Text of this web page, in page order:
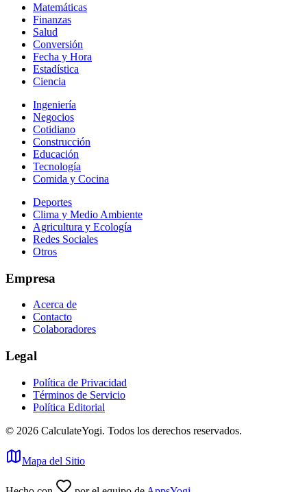
Matemáticas
Finanzas
Salud
Conversión
Fecha y Hora
Estadística
Ciencia
Ingeniería
Negocios
Cotidiano
Construcción
Educación
Tecnología
Comida y Cocina
Deportes
Clima y Medio Ambiente
Agricultura y Ecología
Redes Sociales
Otros
Empresa
Acerca de
Contacto
Colaboradores
Legal
Política de Privacidad
Términos de Servicio
Política Editorial
© 2026 CalculateYogi. Todos los derechos reservados.
Mapa del Sitio